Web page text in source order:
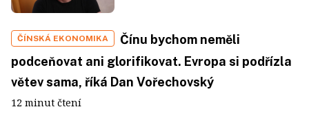
ČÍNSKÁ EKONOMIKA
Čínu bychom neměli
podceňovat ani glorifikovat. Evropa si podřízla
větev sama, říká Dan Vořechovský
12 minut čtení